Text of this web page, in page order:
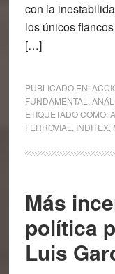
con la
los únicos
[…]
PUBLICADO EN:
FUNDAMENTAL
ETIQUETADO COMO:
FERROVIAL
INDITEX,
Más
política
Luis